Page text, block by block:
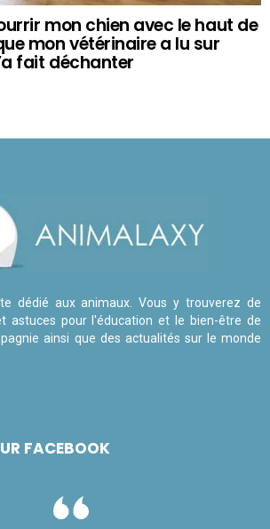
mon chien avec le haut de
mon vétérinaire a lu sur
fait déchanter
dédié aux animaux. Vous y trouverez de
astuces pour l'éducation et le bien-être de
ainsi que des actualités sur le monde
FACEBOOK